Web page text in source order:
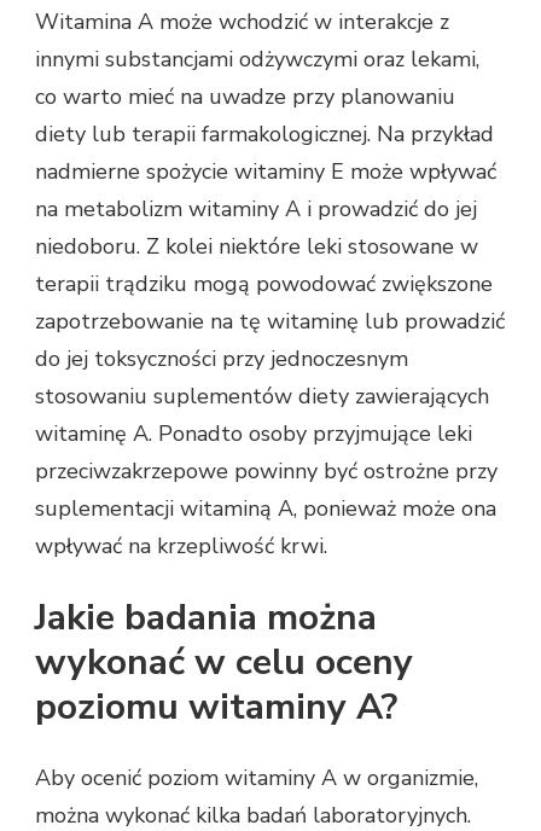
Witamina A może wchodzić w interakcje z
innymi substancjami odżywczymi oraz lekami,
co warto mieć na uwadze przy planowaniu
diety lub terapii farmakologicznej. Na przykład
nadmierne spożycie witaminy E może wpływać
na metabolizm witaminy A i prowadzić do jej
niedoboru. Z kolei niektóre leki stosowane w
terapii trądziku mogą powodować zwiększone
zapotrzebowanie na tę witaminę lub prowadzić
do jej toksyczności przy jednoczesnym
stosowaniu suplementów diety zawierających
witaminę A. Ponadto osoby przyjmujące leki
przeciwzakrzepowe powinny być ostrożne przy
suplementacji witaminą A, ponieważ może ona
wpływać na krzepliwość krwi.
Jakie badania można
wykonać w celu oceny
poziomu witaminy A?
Aby ocenić poziom witaminy A w organizmie,
można wykonać kilka badań laboratoryjnych.